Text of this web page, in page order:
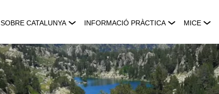
SOBRE CATALUNYA INFORMACIÓ PRÀCTICA MICE